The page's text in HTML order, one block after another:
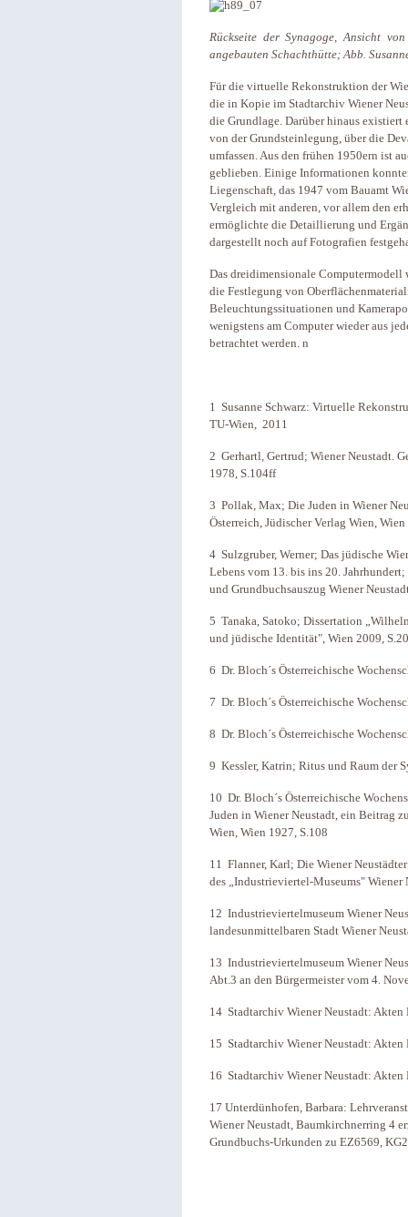
Rückseite der Synagoge, Ansicht
angebauten Schachthütte; Abb.
Für die virtuelle Rekonstruktion der
die in Kopie im Stadtarchiv Wiener
die Grundlage. Darüber hinaus
von der Grundsteinlegung, über die
umfassen. Aus den frühen 1950ern ist
geblieben. Einige Informationen
Liegenschaft, das 1947 vom Bauamt
Vergleich mit anderen, vor allem den
ermöglichte die Detaillierung und
dargestellt noch auf Fotografien
Das dreidimensionale Computermodell
die Festlegung von
Beleuchtungssituationen und
wenigstens am Computer wieder aus
betrachtet werden. n
1 Susanne Schwarz: Virtuelle
TU-Wien, 2011
2 Gerhartl, Gertrud; Wiener Neustadt.
1978, S.104ff
3 Pollak, Max; Die Juden in Wiener
Österreich, Jüdischer Verlag Wien,
4 Sulzgruber, Werner; Das jüdische
Lebens vom 13. bis ins 20.
und Grundbuchsauszug Wiener
5 Tanaka, Satoko; Dissertation
und jüdische Identität", Wien 2009,
6 Dr. Bloch´s Österreichische
7 Dr. Bloch´s Österreichische
8 Dr. Bloch´s Österreichische
9 Kessler, Katrin; Ritus und Raum der
10 Dr. Bloch´s Österreichische
Juden in Wiener Neustadt, ein Beitrag
Wien, Wien 1927, S.108
11 Flanner, Karl; Die Wiener
des „Industrieviertel-Museums" Wiener
12 Industrieviertelmuseum Wiener
landesunmittelbaren Stadt Wiener
13 Industrieviertelmuseum Wiener
Abt.3 an den Bürgermeister vom 4.
14 Stadtarchiv Wiener Neustadt:
15 Stadtarchiv Wiener Neustadt:
16 Stadtarchiv Wiener Neustadt:
17 Unterdünhofen, Barbara:
Wiener Neustadt, Baumkirchnerring 4
Grundbuchs-Urkunden zu EZ6569,